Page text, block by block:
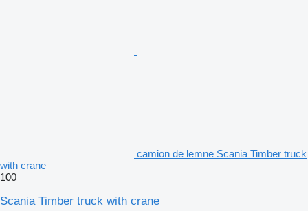
camion de lemne Scania Timber truck
with crane
100
Scania Timber truck with crane